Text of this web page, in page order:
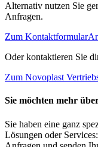
Alternativ nutzen Sie
Anfragen.
Zum Kontaktformular
Oder kontaktieren Sie
Zum Novoplast
Sie möchten mehr
Sie haben eine ganz
Lösungen oder